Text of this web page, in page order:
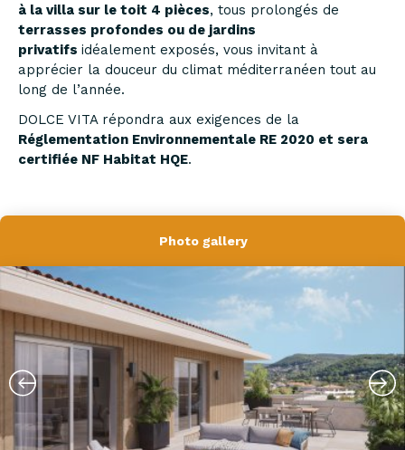
à la villa sur le toit 4 pièces, tous prolongés de
terrasses profondes ou de jardins
privatifs idéalement exposés, vous invitant à
apprécier la douceur du climat méditerranéen tout au
long de l’année.
DOLCE VITA répondra aux exigences de la
Réglementation Environnementale RE 2020 et sera
certifiée NF Habitat HQE.
Photo gallery